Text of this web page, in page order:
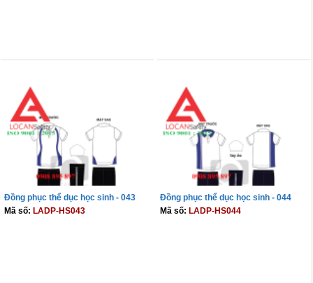
Đồng phục thể dục học sinh - 043
Mã số: LADP-HS043
Đồng phục thể dục học sinh - 044
Mã số: LADP-HS044